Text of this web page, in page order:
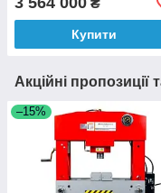
₴
Купити
Акційні пропозиції
–15%